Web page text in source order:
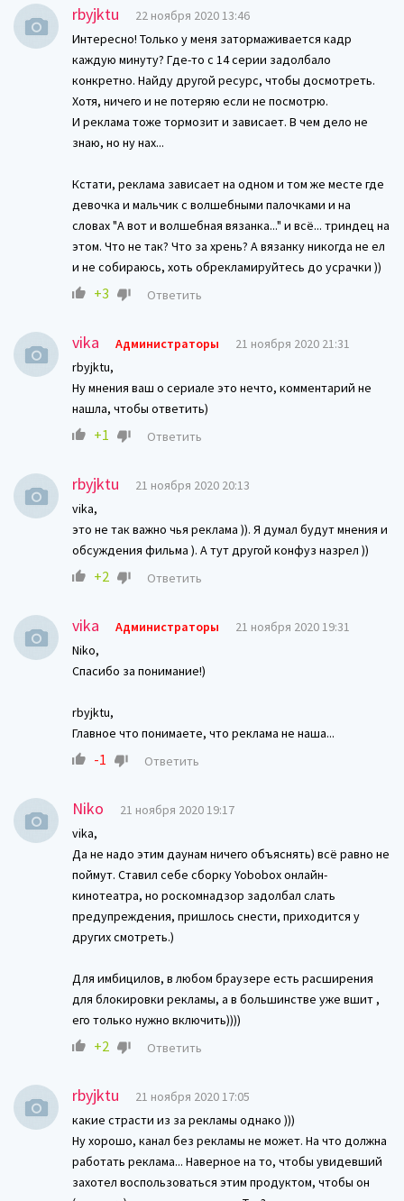
rbyjktu
22 ноября 2020 13:46
Интересно! Только у меня затормаживается кадр
каждую минуту? Где-то с 14 серии задолбало
конкретно. Найду другой ресурс, чтобы досмотреть.
Хотя, ничего и не потеряю если не посмотрю.
И реклама тоже тормозит и зависает. В чем дело не
знаю, но ну нах...
Кстати, реклама зависает на одном и том же месте где
девочка и мальчик с волшебными палочками и на
словах "А вот и волшебная вязанка..." и всё... триндец на
этом. Что не так? Что за хрень? А вязанку никогда не ел
и не собираюсь, хоть обрекламируйтесь до усрачки ))
+3 Ответить
vika Администраторы
21 ноября 2020 21:31
rbyjktu,
Ну мнения ваш о сериале это нечто, комментарий не
нашла, чтобы ответить)
+1 Ответить
rbyjktu
21 ноября 2020 20:13
vika,
это не так важно чья реклама )). Я думал будут мнения и
обсуждения фильма ). А тут другой конфуз назрел ))
+2 Ответить
vika Администраторы
21 ноября 2020 19:31
Niko,
Спасибо за понимание!)
rbyjktu,
Главное что понимаете, что реклама не наша...
-1 Ответить
Niko
21 ноября 2020 19:17
vika,
Да не надо этим даунам ничего объяснять) всё равно не
поймут. Ставил себе сборку Yobobox онлайн-
кинотеатра, но роскомнадзор задолбал слать
предупреждения, пришлось снести, приходится у
других смотреть.)
Для имбицилов, в любом браузере есть расширения
для блокировки рекламы, а в большинстве уже вшит ,
его только нужно включить))))
+2 Ответить
rbyjktu
21 ноября 2020 17:05
какие страсти из за рекламы однако )))
Ну хорошо, канал без рекламы не может. На что должна
работать реклама... Наверное на то, чтобы увидевший
захотел воспользоваться этим продуктом, чтобы он